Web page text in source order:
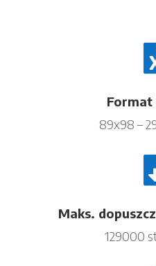
Format
89x98 –
Maks.
129000